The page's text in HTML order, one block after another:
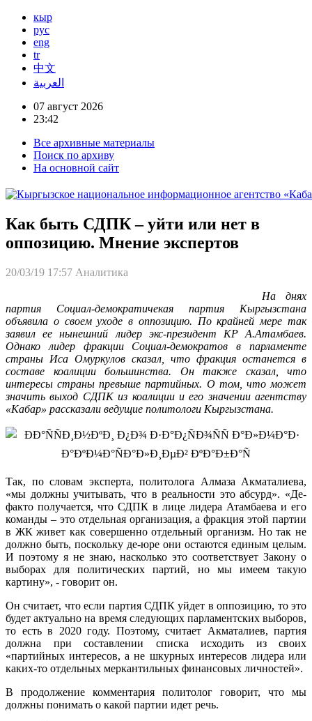
кыр
рус
eng
tr
中文
العربية
07 август 2026
23:42
Все архивные материалы
Поиск по архиву
На основной сайт
Как быть СДПК – уйти или нет в
оппозицию. Мнение экспертов
20/03/19 17:57 Аналитика
На днях
партия Социал-демократичекая партия Кыргызстана
объявила о своем уходе в оппозицию. По крайней мере так
заявил ее нынешний лидер экс-президент КР А.Атамбаев.
Однако лидер фракции Социал-демократов в парламенте
страны Иса Омуркулов сказал, что фракция останется в
составе коалиции большинства. Он также сказал, что
интересы страны превыше партийных. О том, что может
значить выход СДПК из коалиции и его значении агентству
«Кабар» рассказали ведущие политологи Кыргызстана.
Так, по словам эксперта, политолога Алмаза Акматалиева,
«мы должны учитывать, что в реальности это абсурд». «Де-
факто получается, что СДПК в лице лидера Атамбаева и его
команды – это отдельная организация, а фракция этой партии
в ЖК живет как совершенно отдельный организм. Но так не
должно быть, поскольку де-юре они остаются единым целым.
И поэтому я не знаю, насколько это соответствует Закону о
выборах для политических партий, но мы имеем такую
картину», - говорит он.
Он считает, что если партия СДПК уйдет в оппозицию, то это
будет актуально на время следующих парламентских выборов,
то есть в 2020 году. Поэтому, считает Акматалиев, партия
должна при составлении списка исходить из своих
«партийных интересов, а не шкурных интересов лидера или
каких-то отдельных меркантильных финансовых личностей».
В продолжение комментария политолог говорит, что мы
должны понимать о какой партии идет речь.